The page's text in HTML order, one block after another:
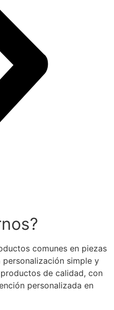
comunes en piezas
simple y
de calidad, con
personalizada en